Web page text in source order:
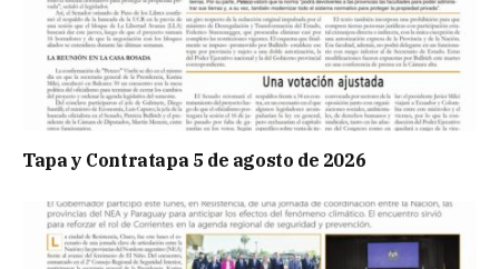
Tapa y Contratapa 5 de agosto de 2026